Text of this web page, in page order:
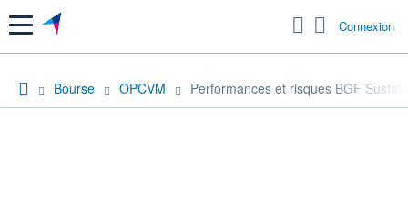
Menu Connexion
Bourse OPCVM Performances et risques BGF